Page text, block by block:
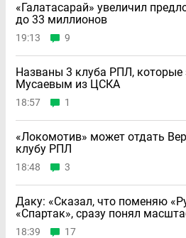
«Галатасарай» увеличил
до 33 миллионов
19:13 9
Названы 3 клуба РПЛ, которые
Мусаевым из ЦСКА
18:57 1
«Локомотив» может отдать
клубу РПЛ
18:48 3
Даку: «Сказал, что поменяю
«Спартак», сразу понял
18:39 17